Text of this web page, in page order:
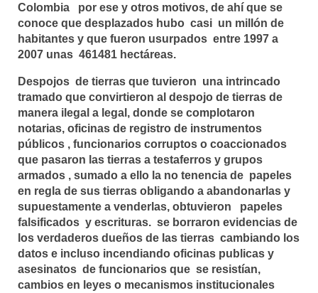
Colombia por ese y otros motivos, de ahí que se
conoce que desplazados hubo casi un millón de
habitantes y que fueron usurpados entre 1997 a
2007 unas 461481 hectáreas.
Despojos de tierras que tuvieron una intrincado
tramado que convirtieron al despojo de tierras de
manera ilegal a legal, donde se complotaron
notarias, oficinas de registro de instrumentos
públicos , funcionarios corruptos o coaccionados
que pasaron las tierras a testaferros y grupos
armados , sumado a ello la no tenencia de papeles
en regla de sus tierras obligando a abandonarlas y
supuestamente a venderlas, obtuvieron papeles
falsificados y escrituras. se borraron evidencias de
los verdaderos dueños de las tierras cambiando los
datos e incluso incendiando oficinas publicas y
asesinatos de funcionarios que se resistían,
cambios en leyes o mecanismos institucionales